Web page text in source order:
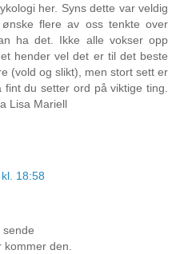
her. Syns dette var veldig
flere av oss tenkte over
ha det. Ikke alle vokser opp
hender vel det er til det beste
(vold og slikt), men stort sett er
du setter ord på viktige ting.
Lisa Mariell
18:58
sende
den.